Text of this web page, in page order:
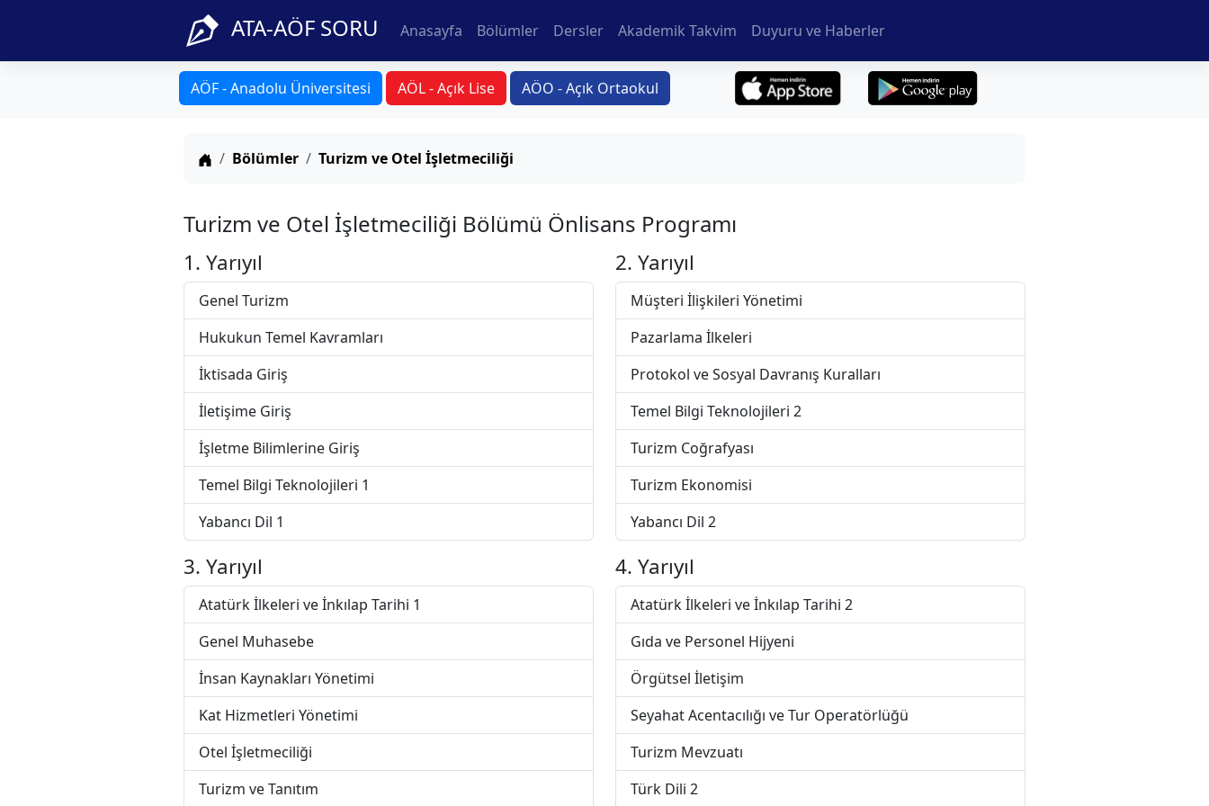
ATA-AÖF SORU Anasayfa Bölümler Dersler Akademik Takvim Duyuru ve Haberler
AÖF - Anadolu Üniversitesi AÖL - Açık Lise AÖO - Açık Ortaokul
Anasayfa
Bölümler Turizm ve Otel İşletmeciliği
Turizm ve Otel İşletmeciliği Bölümü Önlisans Programı
1. Yarıyıl
Genel Turizm
Hukukun Temel Kavramları
İktisada Giriş
İletişime Giriş
İşletme Bilimlerine Giriş
Temel Bilgi Teknolojileri 1
Yabancı Dil 1
2. Yarıyıl
Müşteri İlişkileri Yönetimi
Pazarlama İlkeleri
Protokol ve Sosyal Davranış Kuralları
Temel Bilgi Teknolojileri 2
Turizm Coğrafyası
Turizm Ekonomisi
Yabancı Dil 2
3. Yarıyıl
Atatürk İlkeleri ve İnkılap Tarihi 1
Genel Muhasebe
İnsan Kaynakları Yönetimi
Kat Hizmetleri Yönetimi
Otel İşletmeciliği
Turizm ve Tanıtım
4. Yarıyıl
Atatürk İlkeleri ve İnkılap Tarihi 2
Gıda ve Personel Hijyeni
Örgütsel İletişim
Seyahat Acentacılığı ve Tur Operatörlüğü
Turizm Mevzuatı
Türk Dili 2